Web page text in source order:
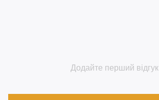
Додайте перший відгук